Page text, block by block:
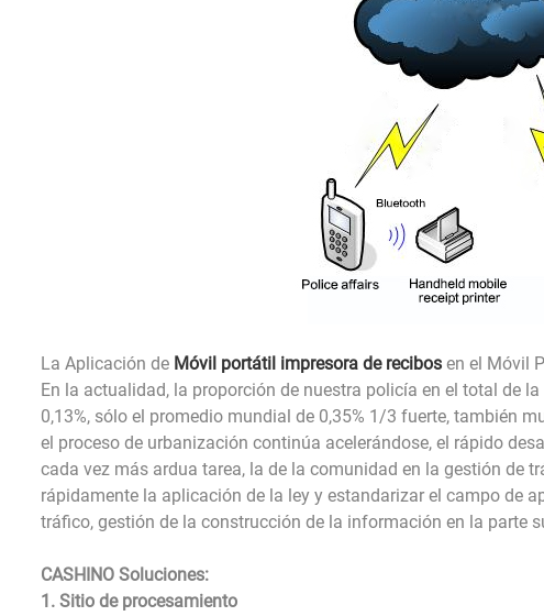
La Aplicación de Móvil portátil impresora de recibos en el Móvil
En la actualidad, la proporción de nuestra policía en el total de
0,13%, sólo el promedio mundial de 0,35% 1/3 fuerte, también
el proceso de urbanización continúa acelerándose, el rápido
cada vez más ardua tarea, la de la comunidad en la gestión de
rápidamente la aplicación de la ley y estandarizar el campo de
tráfico, gestión de la construcción de la información en la parte
CASHINO Soluciones:
1. Sitio de procesamiento